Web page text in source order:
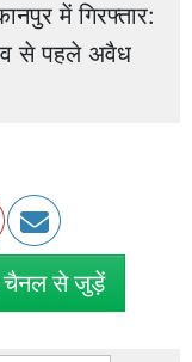
में गिरफ्तार:
से पहले अवैध
चैनल से जुड़ें